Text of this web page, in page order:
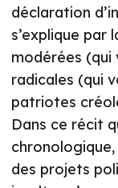
déclaration
s’explique
modérées (qui
radicales (qui
patriotes
Dans ce récit
des projets